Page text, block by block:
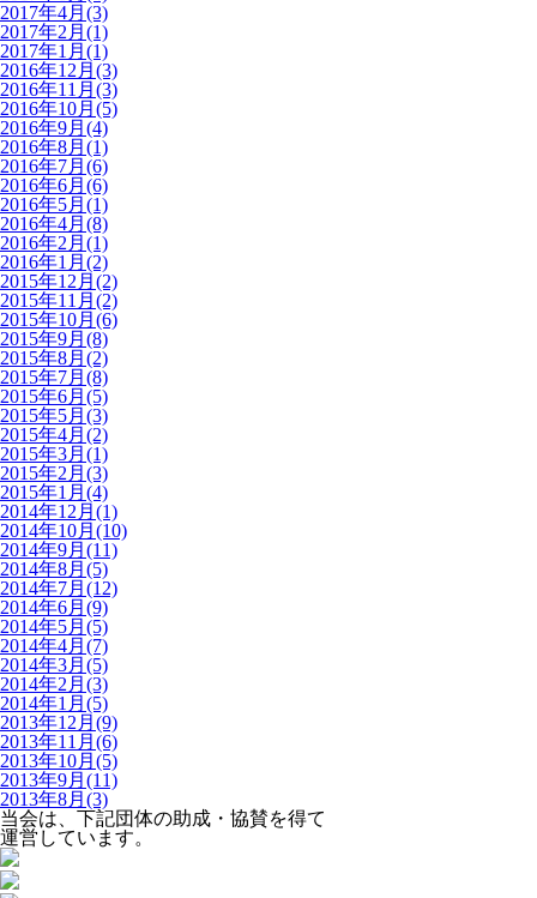
2017年4月(3)
2017年2月(1)
2017年1月(1)
2016年12月(3)
2016年11月(3)
2016年10月(5)
2016年9月(4)
2016年8月(1)
2016年7月(6)
2016年6月(6)
2016年5月(1)
2016年4月(8)
2016年2月(1)
2016年1月(2)
2015年12月(2)
2015年11月(2)
2015年10月(6)
2015年9月(8)
2015年8月(2)
2015年7月(8)
2015年6月(5)
2015年5月(3)
2015年4月(2)
2015年3月(1)
2015年2月(3)
2015年1月(4)
2014年12月(1)
2014年10月(10)
2014年9月(11)
2014年8月(5)
2014年7月(12)
2014年6月(9)
2014年5月(5)
2014年4月(7)
2014年3月(5)
2014年2月(3)
2014年1月(5)
2013年12月(9)
2013年11月(6)
2013年10月(5)
2013年9月(11)
2013年8月(3)
当会は、下記団体の助成・協賛を得て
運営しています。